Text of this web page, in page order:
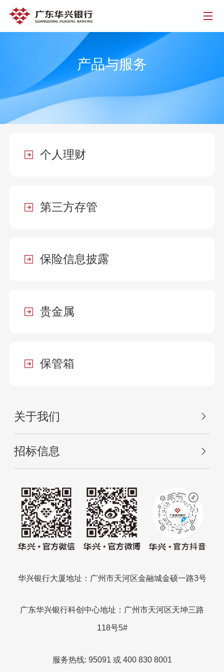
产品与服务
个人理财
第三方存管
保险信息披露
贵金属
保管箱
关于我们
招标信息
华兴银行大厦地址：广州市天河区金融城金硕一路3号
广东华兴银行科创中心地址：广州市天河区天坤三路
118号5#
服务热线: 95091 或 400 830 8001